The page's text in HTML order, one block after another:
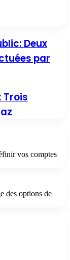
Deux
par
Trois
vos comptes
des options de